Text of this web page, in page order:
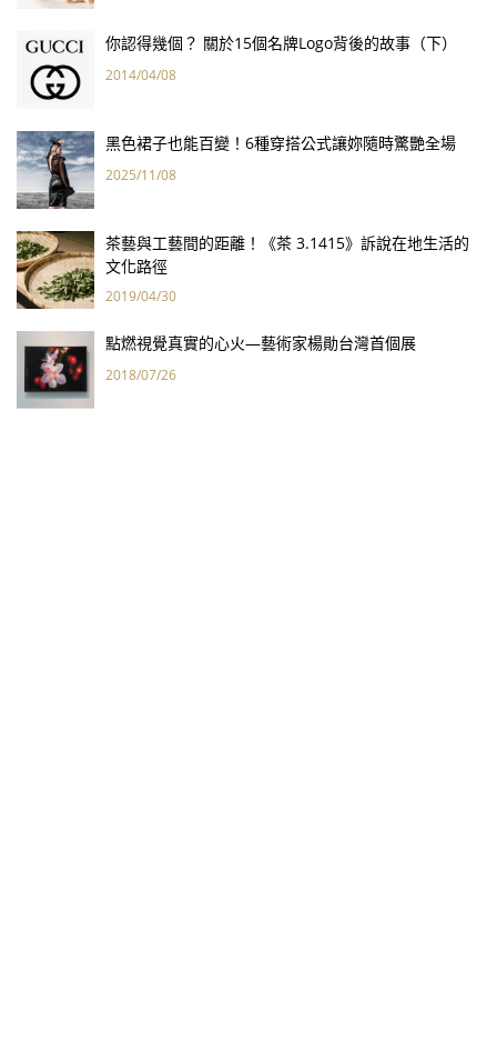
你認得幾個？ 關於15個名牌Logo背後的故事（下）
2014/04/08
黑色裙子也能百變！6種穿搭公式讓妳隨時驚艷全場
2025/11/08
茶藝與工藝間的距離！《茶 3.1415》訴說在地生活的
文化路徑
2019/04/30
點燃視覺真實的心火—藝術家楊勛台灣首個展
2018/07/26